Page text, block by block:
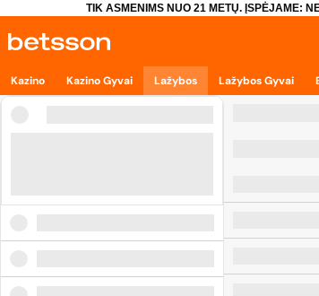
TIK ASMENIMS NUO 21 METŲ. ĮSPĖJAME:
Kazino Kazino Gyvai Lažybos Lažybos Gyvai